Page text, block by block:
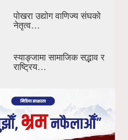
पोखरा उद्योग वाणिज्य संघको
नेतृत्व…
स्याङ्जामा सामाजिक सद्भाव र
राष्ट्रिय…